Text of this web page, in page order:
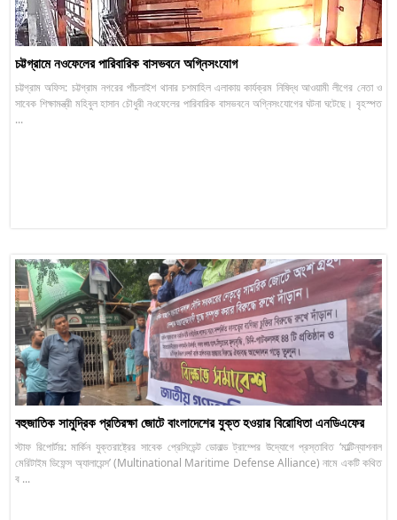
চট্টগ্রামে নওফেলের পারিবারিক বাসভবনে অগ্নিসংযোগ
চট্টগ্রাম অফিস: চট্টগ্রাম নগরের পাঁচলাইশ থানার চশমাহিল এলাকায় কার্যক্রম নিষিদ্ধ আওয়ামী লীগের নেতা ও
সাবেক শিক্ষামন্ত্রী মহিবুল হাসান চৌধুরী নওফেলের পারিবারিক বাসভবনে অগ্নিসংযোগের ঘটনা ঘটেছে। বৃহস্পত
...
বহুজাতিক সামুদ্রিক প্রতিরক্ষা জোটে বাংলাদেশের যুক্ত হওয়ার বিরোধিতা এনডিএফের
স্টাফ রিপোর্টার: মার্কিন যুক্তরাষ্ট্রের সাবেক প্রেসিডেন্ট ডোনাল্ড ট্রাম্পের উদ্যোগে প্রস্তাবিত ‘মাল্টিন্যাশনাল
মেরিটাইম ডিফেন্স অ্যালায়েন্স’ (Multinational Maritime Defense Alliance) নামে একটি কথিত
ব ...